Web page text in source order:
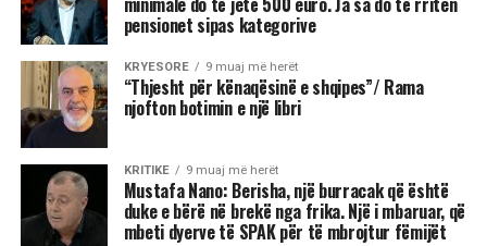
pensionet sipas kategorive
KRYESORE 9 muaj më herët
“Thjesht për kënaqësinë e shqipes”/ Rama
njofton botimin e një libri
KRITIKE 9 muaj më herët
Mustafa Nano: Berisha, një burracak që është
duke e bërë në brekë nga frika. Një i mbaruar, që
mbeti dyerve të SPAK për të mbrojtur fëmijët